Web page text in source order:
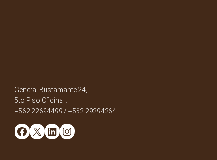
General Bustamante 24,
5to Piso Oficina i.
+562 22694499 / +562 29294264